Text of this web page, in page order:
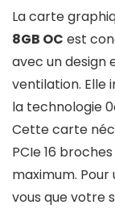
La carte
8GB OC est
avec un design
ventilation. Elle
la technologie
Cette carte
PCIe 16
maximum.
vous que votre